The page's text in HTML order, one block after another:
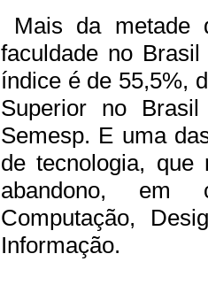
Mais da metade
faculdade no
índice é de 55,5%,
Superior no
Semesp. E uma
de tecnologia,
abandono, em
Computação,
Informação.